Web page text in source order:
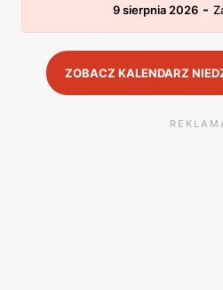
9 sierpnia 2026 -
ZOBACZ KALENDARZ